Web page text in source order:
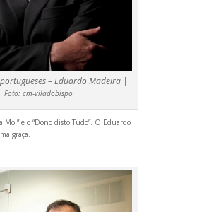
– Eduardo Madeira |
Foto:cm-viladobispo
Mol” e o “Dono disto Tudo”. O Eduardo
graça.